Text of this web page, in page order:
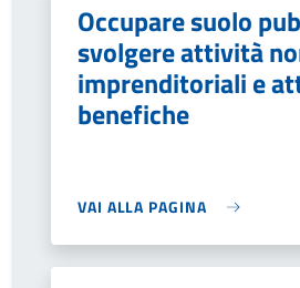
Occupare suolo
svolgere attività
imprenditoriali e
benefiche
VAI ALLA PAGINA